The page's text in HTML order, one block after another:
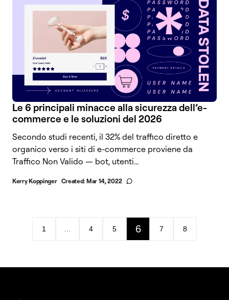
Le 6 principali minacce alla sicurezza dell’e-
commerce e le soluzioni del 2026
Secondo studi recenti, il 32% del traffico diretto e
organico verso i siti di e-commerce proviene da
Traffico Non Valido — bot, utenti...
Kerry Koppinger Created: Mar 14, 2022
1 … 4 5 6 7 8